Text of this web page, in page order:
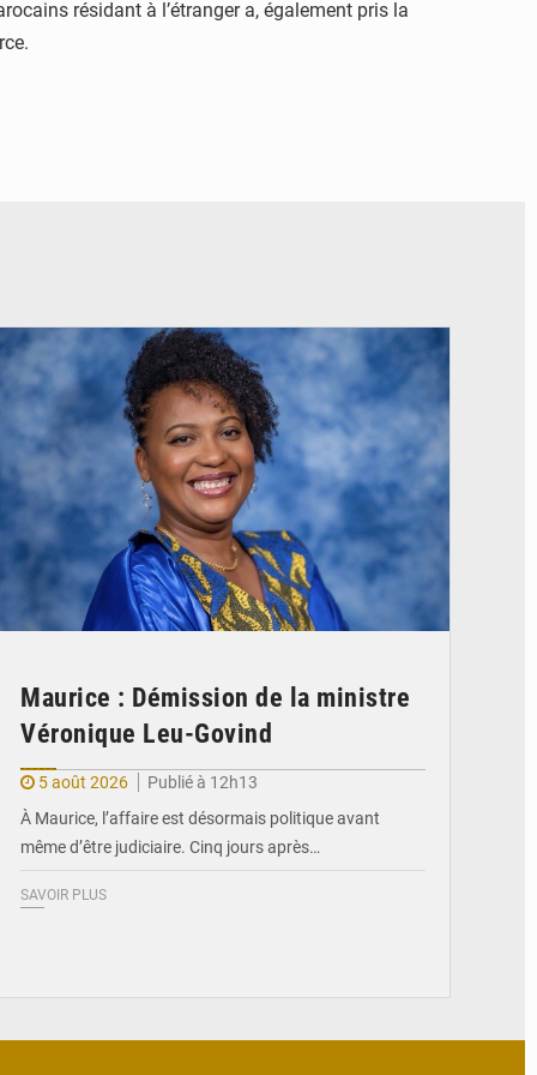
résidant à l’étranger a, également pris la
Maurice : Démission de la ministre
Véronique Leu-Govind
5 août 2026
Publié à 12h13
À Maurice, l’affaire est désormais politique avant
même d’être judiciaire. Cinq jours après…
SAVOIR PLUS